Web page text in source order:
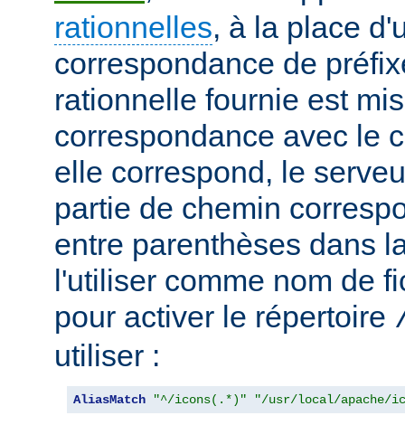
rationnelles, à la place
correspondance de
rationnelle fournie est
correspondance avec le
elle correspond, le
partie de chemin
entre parenthèses dans
l'utiliser comme nom de
pour activer le répertoire
utiliser :
AliasMatch "^/icons(.*)" "/usr/local/apache/